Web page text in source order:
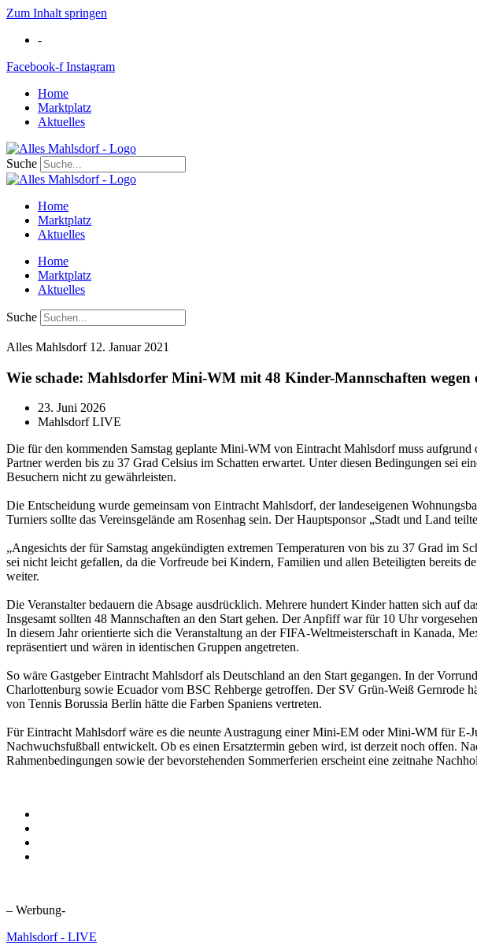
Zum Inhalt springen
-
Facebook-f Instagram
Home
Marktplatz
Aktuelles
Suche
Home
Marktplatz
Aktuelles
Home
Marktplatz
Aktuelles
Suche
Alles Mahlsdorf 12. Januar 2021
Wie schade: Mahlsdorfer Mini-WM mit 48 Kinder-Mannschaften wegen
23. Juni 2026
Mahlsdorf LIVE
Die für den kommenden Samstag geplante Mini-WM von Eintracht Mahlsdorf muss
Partner werden bis zu 37 Grad Celsius im Schatten erwartet. Unter diesen Bedingungen sei
Besuchern nicht zu gewährleisten.
Die Entscheidung wurde gemeinsam von Eintracht Mahlsdorf, der landeseigenen
Turniers sollte das Vereinsgelände am Rosenhag sein. Der Hauptsponsor „Stadt und Land
„Angesichts der für Samstag angekündigten extremen Temperaturen von bis zu 37 Grad im
sei nicht leicht gefallen, da die Vorfreude bei Kindern, Familien und allen Beteiligten bereits
weiter.
Die Veranstalter bedauern die Absage ausdrücklich. Mehrere hundert Kinder hatten sich auf
Insgesamt sollten 48 Mannschaften an den Start gehen. Der Anpfiff war für 10 Uhr
In diesem Jahr orientierte sich die Veranstaltung an der FIFA-Weltmeisterschaft in Kanada,
repräsentiert und wären in identischen Gruppen angetreten.
So wäre Gastgeber Eintracht Mahlsdorf als Deutschland an den Start gegangen. In der
Charlottenburg sowie Ecuador vom BSC Rehberge getroffen. Der SV Grün-Weiß Gernrode
von Tennis Borussia Berlin hätte die Farben Spaniens vertreten.
Für Eintracht Mahlsdorf wäre es die neunte Austragung einer Mini-EM oder Mini-WM für E-
Nachwuchsfußball entwickelt. Ob es einen Ersatztermin geben wird, ist derzeit noch offen.
Rahmenbedingungen sowie der bevorstehenden Sommerferien erscheint eine zeitnahe
– Werbung-
Mahlsdorf - LIVE